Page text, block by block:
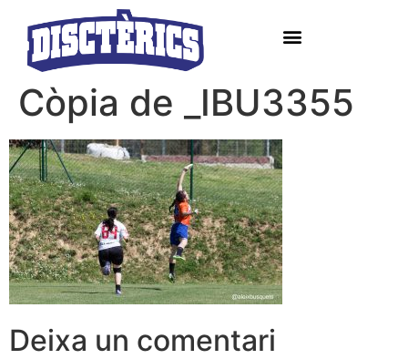
Còpia de _IBU3355
Deixa un comentari